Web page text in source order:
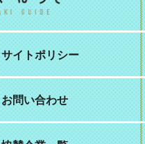
サイトポリシー
お問い合わせ